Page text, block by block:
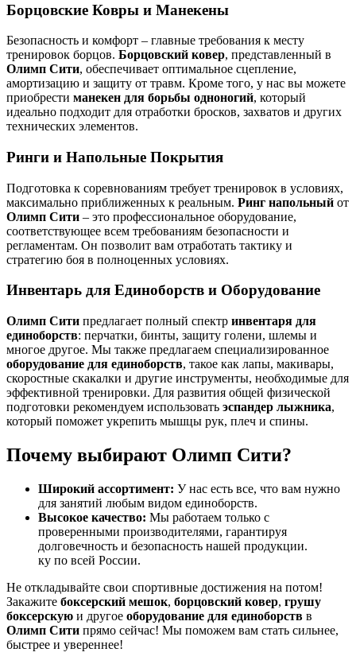
Борцовские Ковры и Манекены
Безопасность и комфорт – главные требования к месту
тренировок борцов. Борцовский ковер, представленный в
Олимп Сити, обеспечивает оптимальное сцепление,
амортизацию и защиту от травм. Кроме того, у нас вы можете
приобрести манекен для борьбы одноногий, который
идеально подходит для отработки бросков, захватов и других
технических элементов.
Ринги и Напольные Покрытия
Подготовка к соревнованиям требует тренировок в условиях,
максимально приближенных к реальным. Ринг напольный от
Олимп Сити – это профессиональное оборудование,
соответствующее всем требованиям безопасности и
регламентам. Он позволит вам отработать тактику и
стратегию боя в полноценных условиях.
Инвентарь для Единоборств и Оборудование
Олимп Сити предлагает полный спектр инвентаря для
единоборств: перчатки, бинты, защиту голени, шлемы и
многое другое. Мы также предлагаем специализированное
оборудование для единоборств, такое как лапы, макивары,
скоростные скакалки и другие инструменты, необходимые для
эффективной тренировки. Для развития общей физической
подготовки рекомендуем использовать эспандер лыжника,
который поможет укрепить мышцы рук, плеч и спины.
Почему выбирают Олимп Сити?
Широкий ассортимент: У нас есть все, что вам нужно
для занятий любым видом единоборств.
Высокое качество: Мы работаем только с
проверенными производителями, гарантируя
долговечность и безопасность нашей продукции.
ку по всей России.
Не откладывайте свои спортивные достижения на потом!
Закажите боксерский мешок, борцовский ковер, грушу
боксерскую и другое оборудование для единоборств в
Олимп Сити прямо сейчас! Мы поможем вам стать сильнее,
быстрее и увереннее!